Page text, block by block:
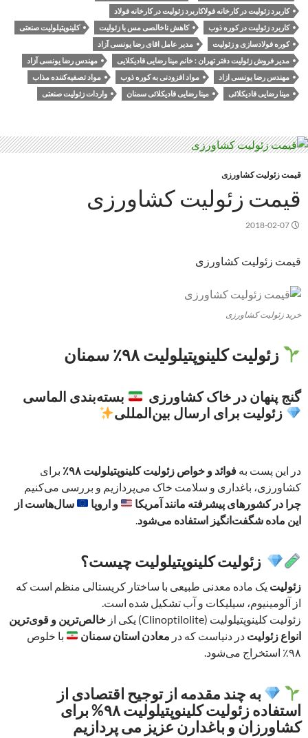
کاربرد زئولیت در کارخانه فولاکاربرد زئولیت در کارخانه فولاد
کاربرد زئولیت در کوره ذوب
کاهش ناخالصی مس با زئولیت
کلینوپتیلولیت صنعتی
کوره فولادسازی و زئولیت
مدیر عامل اقای رضا یونسی آزاد
مدیر فروش زئولیت دفتر تهران : خانم مینا رضایی قادیکلایی
مهندس رضا یونسی آزاد
مهندس رضا یونسی ازاد
مواد افزودنی به کوره ذوب
مواد تصفیه‌کننده مذاب
مینا رضایی قادیکلائی
مینا رضایی قادیکلائی سمنان واردات زئولیت صنعتی
قیمت زئولیت کشاورزی
قیمت زئولیت کشاورزی
2018-02-07
قیمت زئولیت کشاورزی
خرید زئولیت کشاورزی
زئولیت کلینوپتیلولیت ۹۸٪ سمنان
گنج پنهان در خاک کشاورزی
بسته‌بندی الماسی
زئولیت برای ارسال بین‌المللی
در این پست به فوائد و خواص زئولیت کلینوپتیلولیت ۹۸٪
برای
کشاورزی، باغداری و سلامت خاک می‌پردازیم و بررسی می‌کنیم
چرا در کشورهای پیشرفته مانند آمریکا
و اروپا
سال‌هاست از
این ماده شگفت‌انگیز استفاده می‌شود
زئولیت کلینوپتیلولیت چیست؟
زئولیت یک ماده معدنی طبیعی با ساختار کریستالی منظم است که
از آلومینیوم، سیلیکات و آب تشکیل شده است.
زئولیت کلینوپتیلولیت (Clinoptilolite) یکی از
خالص‌ترین و قوی‌ترین
انواع زئولیت ‌ در دنیاست که در معادن استان سمنان
با خلوص
۹۸٪ استخراج می‌شود.
به چند مقدمه از توجیح اقتصادی از
استفاده زئولیت کلینوپتیلولیت ۹۸% برای
کشاورزان و باغدارن عزیز می پردازیم